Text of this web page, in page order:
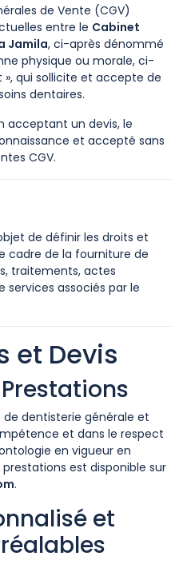
de Vente (CGV)
entre le Cabinet
Jamila, ci-après dénommé
physique ou morale, ci-
qui sollicite et accepte de
dentaires.
acceptant un devis, le
et accepté sans
CGV.
de définir les droits et
cadre de la fourniture de
traitements, actes
services associés par le
et Devis
dentisterie générale et
et dans le respect
en vigueur en
est disponible sur
.
et